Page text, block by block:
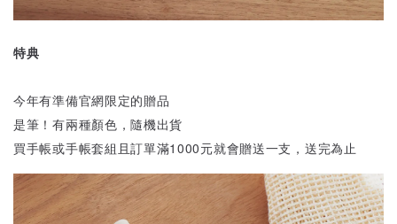
特典
今年有準備官網限定的贈品
是筆！有兩種顏色，隨機出貨
買手帳或手帳套組且訂單滿1000元就會贈送一支，送完為止